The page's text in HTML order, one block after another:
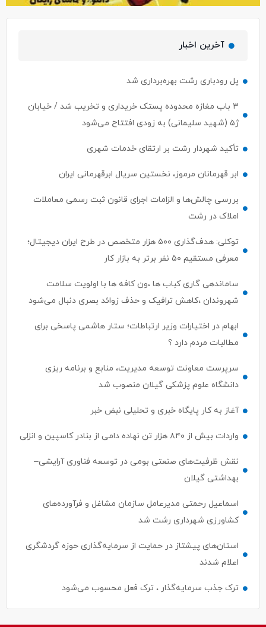
آخرین اخبار
پل رودباری رشت بهره‌برداری شد
۳ باب مغازه محدوده پستک خریداری و تخریب شد / خیابان
ژ۵ (شهید سلیمانی) به زودی افتتاح می‌شود
تأکید شهردار رشت بر ارتقای خدمات شهری
ابر قهرمانان مرموز، نخستین سریال ابرقهرمانی ایران
بررسی چالش‌ها و الزامات اجرای قانون ثبت رسمی معاملات
املاک در رشت
توکلی: هدف‌گذاری ۵۰۰ هزار متخصص در طرح ایران دیجیتال؛
معرفی مستقیم ۵۰ نفر برتر به بازار کار
ساماندهی گاری کباب ها ،ون کافه ها با اولویت سلامت
شهروندان ،کاهش ترافیک و حذف زوائد بصری دنبال می‌شود
ابهام در اختیارات وزیر ارتباطات؛ ستار هاشمی پاسخی برای
مطالبات مردم دارد ؟
سرپرست معاونت توسعه مدیریت، منابع و برنامه ریزی
دانشگاه علوم پزشکی گیلان منصوب شد
آغاز به کار پایگاه خبری و تحلیلی نبض خبر
واردات بیش از ۸۴۰ هزار تن نهاده دامی از بنادر كاسپین و انزلی
نقش ظرفیت‌های صنعتی بومی در توسعه فناوری آرایشی–
بهداشتی گیلان
اسماعیل رحمتی مدیرعامل سازمان مشاغل و فرآورده‌های
کشاورزی شهرداری رشت شد
استان‌های پیشتاز در حمایت از سرمایه‌گذاری حوزه گردشگری
اعلام شدند
ترک جذب سرمایه‌گذار ، ترک فعل محسوب می‌شود